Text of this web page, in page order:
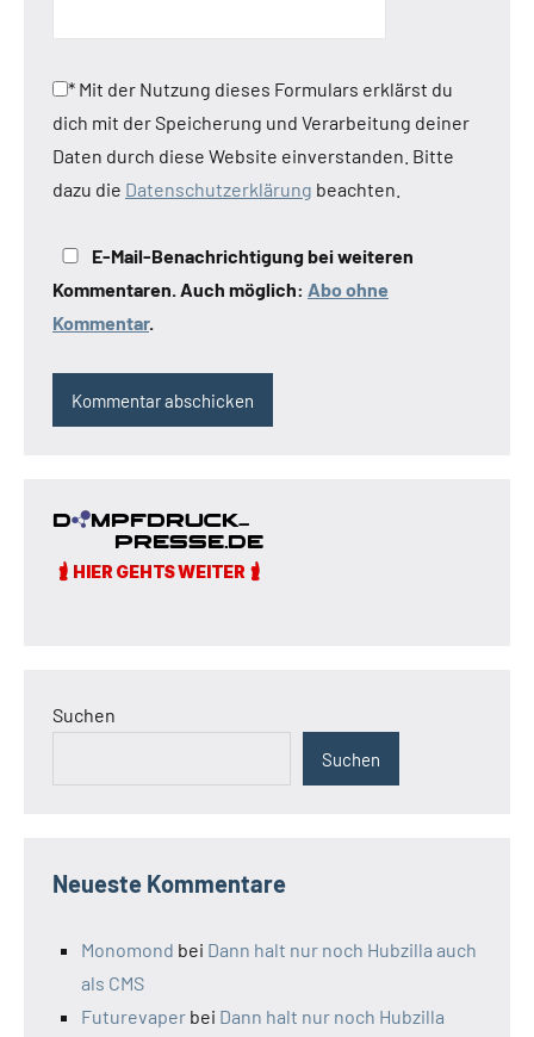
* Mit der Nutzung dieses Formulars erklärst du
dich mit der Speicherung und Verarbeitung deiner
Daten durch diese Website einverstanden. Bitte
dazu die Datenschutzerklärung beachten.
E-Mail-Benachrichtigung bei weiteren
Kommentaren. Auch möglich: Abo ohne
Kommentar.
Suchen
Suchen
Neueste Kommentare
Monomond bei Dann halt nur noch Hubzilla auch
als CMS
Futurevaper bei Dann halt nur noch Hubzilla